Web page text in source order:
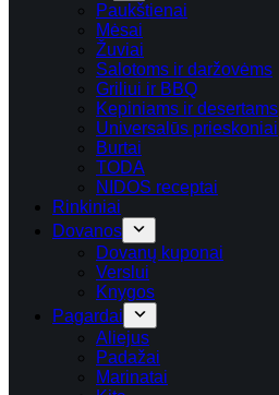
Paukštienai
Mėsai
Žuviai
Salotoms ir daržovėms
Griliui ir BBQ
Kepiniams ir desertams
Universalūs prieskoniai
Burtai
TODA
NIDOS receptai
Rinkiniai
Dovanos
Dovanų kuponai
Verslui
Knygos
Pagardai
Aliejus
Padažai
Marinatai